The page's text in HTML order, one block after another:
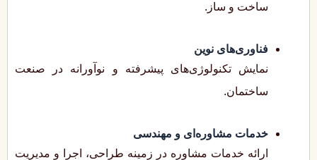
ساخت و ساز.
فناوری‌های نوین
نمایش تکنولوژی‌های پیشرفته و نوآورانه در صنعت
ساختمان.
خدمات مشاوره‌ای و مهندسی
ارائه خدمات مشاوره در زمینه طراحی، اجرا و مدیریت